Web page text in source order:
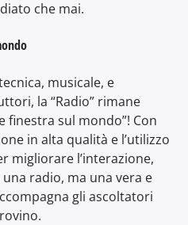
che mai.
musicale, e
la “Radio” rimane
finestra sul mondo”! Con
in alta qualità e l’utilizzo
migliorare l’interazione,
radio, ma una vera e
gli ascoltatori